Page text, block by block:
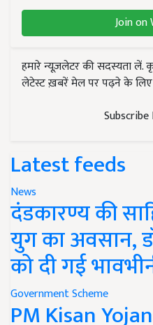
Join on
हमारे न्यूज़लेटर की सदस्यता लें.
लेटेस्ट ख़बरें मेल पर पढ़ने के लिए
Latest feeds
News
दंडकारण्य की
युग का अवसान,
को दी गई
Government Scheme
PM Kisan